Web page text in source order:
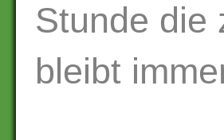
Stunde die
bleibt